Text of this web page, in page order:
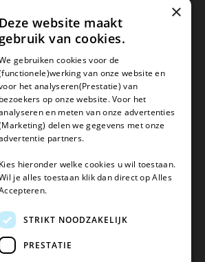
×
Deze website maakt
gebruik van cookies.
gebruiken cookies voor de
van onze website en
het analyseren(Prestatie) van
bezoekers op onze website. Voor het
en meten van onze advertenties
delen we gegevens met onze
partners.
Kies hieronder welke cookies u wil toestaan.
je alles toestaan klik dan direct op Alles
STRIKT NOODZAKELIJK
PRESTATIE